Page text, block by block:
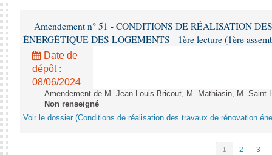
Amendement n° 51 - CONDITIONS DE RÉALISATION
ÉNERGÉTIQUE DES LOGEMENTS - 1ère lecture (1ère
Date de
dépôt :
08/06/2024
Amendement de M. Jean-Louis Bricout, M. Mathiasin, M.
Non renseigné
Voir le dossier (Conditions de réalisation des travaux de rénovation
1 2 3